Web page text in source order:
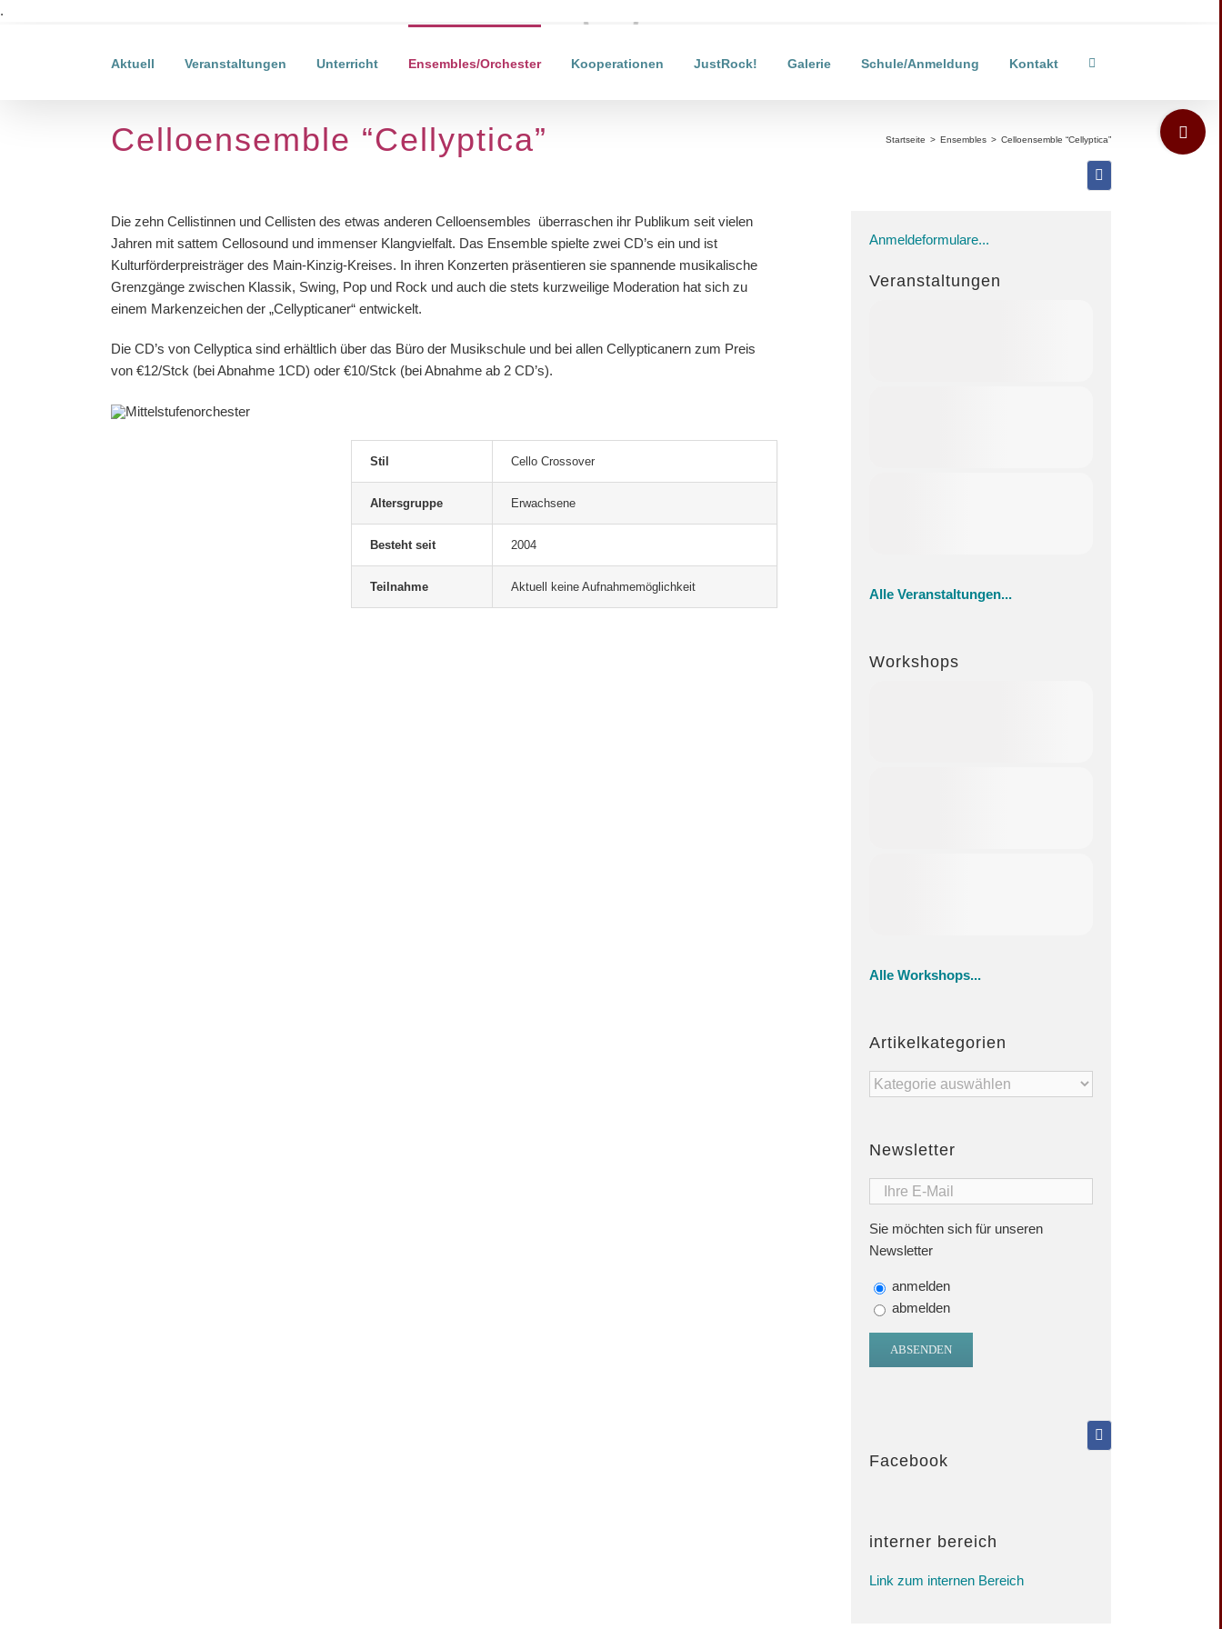
. Laden...
Aktuell Veranstaltungen Unterricht Ensembles/Orchester Kooperationen JustRock! Galerie Schule/Anmeldung Kontakt
Celloensemble “Cellyptica” Startseite > Ensembles > Celloensemble “Cellyptica”
Die zehn Cellistinnen und Cellisten des etwas anderen Celloensembles überraschen ihr Publikum seit vielen
Jahren mit sattem Cellosound und immenser Klangvielfalt. Das Ensemble spielte zwei CD’s ein und ist
Kulturförderpreisträger des Main-Kinzig-Kreises. In ihren Konzerten präsentieren sie spannende musikalische
Grenzgänge zwischen Klassik, Swing, Pop und Rock und auch die stets kurzweilige Moderation hat sich zu
einem Markenzeichen der „Cellypticaner“ entwickelt.
Die CD’s von Cellyptica sind erhältlich über das Büro der Musikschule und bei allen Cellypticanern zum Preis
von €12/Stck (bei Abnahme 1CD) oder €10/Stck (bei Abnahme ab 2 CD’s).
Stil Cello Crossover
Altersgruppe Erwachsene
Besteht seit 2004
Teilnahme Aktuell keine Aufnahmemöglichkeit
Anmeldeformulare...
Veranstaltungen
Alle Veranstaltungen...
Workshops
Alle Workshops...
Artikelkategorien
Artikelkategorien
Newsletter
Sie möchten sich für unseren
Newsletter
anmelden
abmelden
Facebook
interner bereich
Link zum internen Bereich
Toggle
Sliding